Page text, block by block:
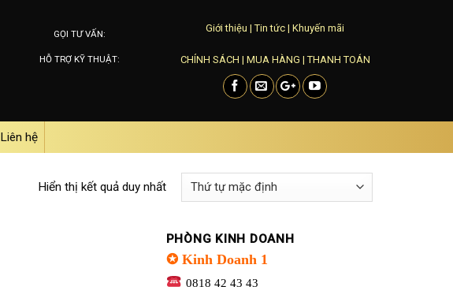
GỌI TƯ VẤN:
HỖ TRỢ KỸ THUẬT:
Giới thiệu |Tin tức | Khuyến mãi
CHÍNH SÁCH | MUA HÀNG |THANH TOÁN
Liên hệ
Hiển thị kết quả duy nhất
PHÒNG KINH DOANH
✪ Kinh Doanh 1
0818 42 43 43